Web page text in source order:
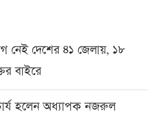
নেই দেশের ৪১ জেলায়, ১৮
বাইরে
হলেন অধ্যাপক নজরুল